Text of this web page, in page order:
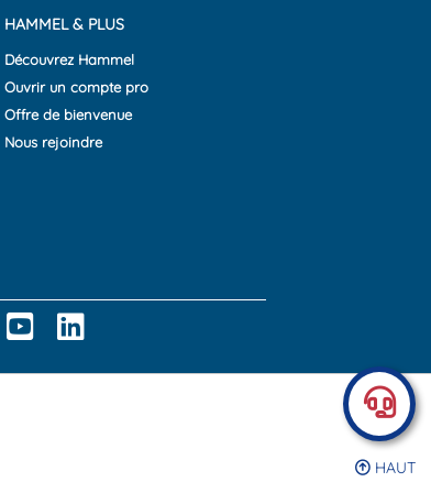
HAMMEL & PLUS
Découvrez Hammel
Ouvrir un compte pro
Offre de bienvenue
Nous rejoindre
HAUT